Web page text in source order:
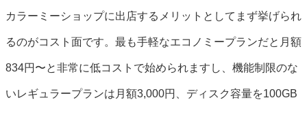
カラーミーショップに出店するメリットとしてまず挙げられ
るのがコスト面です。最も手軽なエコノミープランだと月額
834円〜と非常に低コストで始められますし、機能制限のな
いレギュラープランは月額3,000円、ディスク容量を100GB